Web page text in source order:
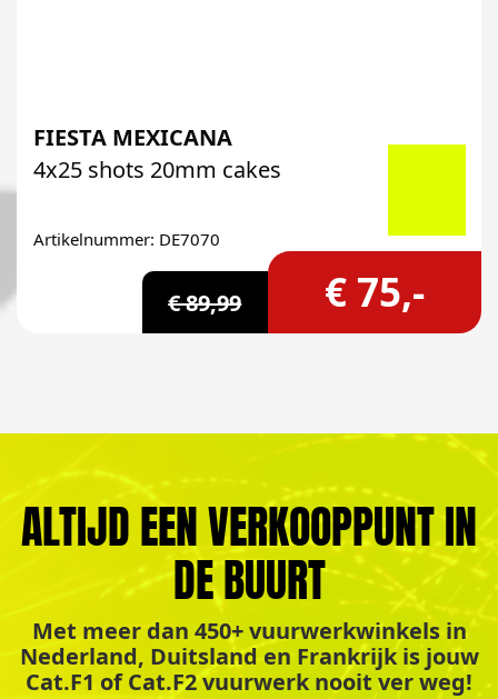
FIESTA MEXICANA
4x25 shots 20mm cakes
Artikelnummer: DE7070
€ 89,99 € 75,-
ALTIJD EEN VERKOOPPUNT IN
DE BUURT
Met meer dan 450+ vuurwerkwinkels in
Nederland, Duitsland en Frankrijk is jouw
Cat.F1 of Cat.F2 vuurwerk nooit ver weg!